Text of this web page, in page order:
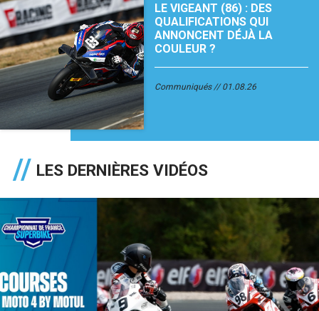
LE VIGEANT (86) : DES
QUALIFICATIONS QUI
ANNONCENT DÉJÀ LA
COULEUR ?
Communiqués 01.08.26
LES DERNIÈRES VIDÉOS